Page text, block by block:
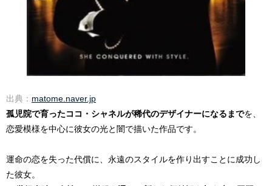
出典： matome.naver.jp
孤児院で育ったココ・シャネルが稀代のデザイナーになるまでを、
恋愛模様を中心に彼女の光と闇で描いた作品です。
運命の恋を失った代償に、永遠のスタイルを作り出すことに成功し
た彼女。